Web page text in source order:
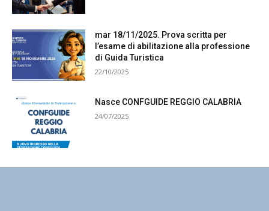
mar 18/11/2025. Prova scritta per
l’esame di abilitazione alla professione
di Guida Turistica
22/10/2025
Nasce CONFGUIDE REGGIO CALABRIA
24/07/2025